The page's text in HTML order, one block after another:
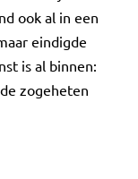
ook al in een
eindigde
is al binnen:
zogeheten